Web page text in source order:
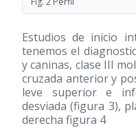
Estudios de inicio
tenemos el
y caninas, clase III
cruzada anterior y
leve superior e
desviada (figura 3),
derecha figura 4